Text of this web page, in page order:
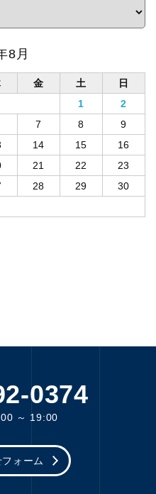
8月
金 土
日
1
2
7 8
9
14 15
16
21 22
23
28 29
30
0374
～ 19:00
ォーム